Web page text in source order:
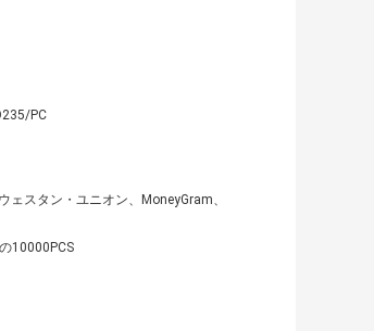
PC
ェスタン・ユニオン、MoneyGram、
10000PCS